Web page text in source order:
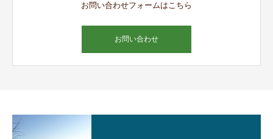
お問い合わせフォームはこちら
お問い合わせ